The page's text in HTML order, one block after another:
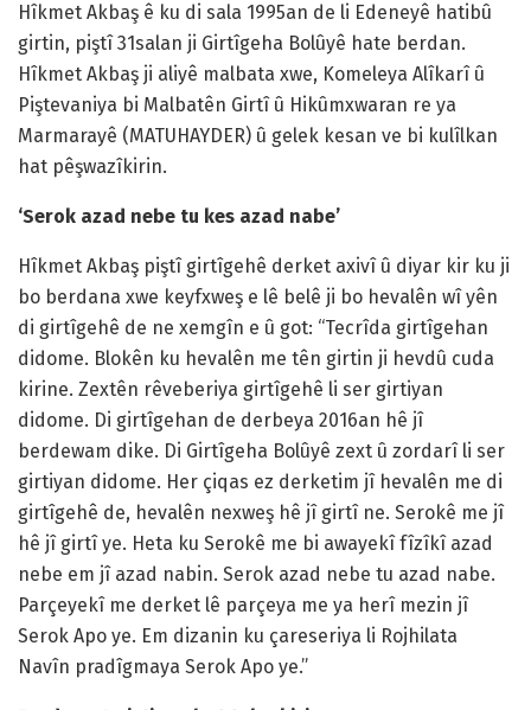
Hîkmet Akbaş ê ku di sala 1995an de li Edeneyê hatibû
girtin, piştî 31salan ji Girtîgeha Bolûyê hate berdan.
Hîkmet Akbaş ji aliyê malbata xwe, Komeleya Alîkarî û
Piştevaniya bi Malbatên Girtî û Hikûmxwaran re ya
Marmarayê (MATUHAYDER) û gelek kesan ve bi kulîlkan
hat pêşwazîkirin.
‘Serok azad nebe tu kes azad nabe’
Hîkmet Akbaş piştî girtîgehê derket axivî û diyar kir ku ji
bo berdana xwe keyfxweş e lê belê ji bo hevalên wî yên
di girtîgehê de ne xemgîn e û got: “Tecrîda girtîgehan
didome. Blokên ku hevalên me tên girtin ji hevdû cuda
kirine. Zextên rêveberiya girtîgehê li ser girtiyan
didome. Di girtîgehan de derbeya 2016an hê jî
berdewam dike. Di Girtîgeha Bolûyê zext û zordarî li ser
girtiyan didome. Her çiqas ez derketim jî hevalên me di
girtîgehê de, hevalên nexweş hê jî girtî ne. Serokê me jî
hê jî girtî ye. Heta ku Serokê me bi awayekî fîzîkî azad
nebe em jî azad nabin. Serok azad nebe tu azad nabe.
Parçeyekî me derket lê parçeya me ya herî mezin jî
Serok Apo ye. Em dizanin ku çareseriya li Rojhilata
Navîn pradîgmaya Serok Apo ye.”